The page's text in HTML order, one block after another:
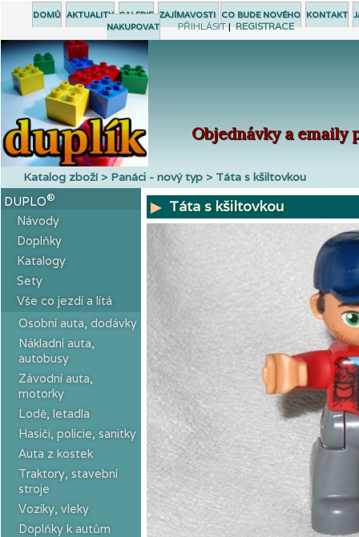
DOMŮ AKTUALITY GALERIE ZAJÍMAVOSTI CO BUDE NOVÉHO KONTAKT
NAKUPOVAT
PŘIHLÁSIT| REGISTRACE
Objednávky a emaily
Katalog zboží > Panáci - nový typ > Táta s kšiltovkou
DUPLO®
Návody
Doplňky
Katalogy
Sety
Vše co jezdí a lítá
Osobní auta, dodávky
Nákladní auta,
autobusy
Závodní auta,
motorky
Lodě, letadla
Hasiči, policie, sanitky
Auta z kostek
Traktory, stavební
stroje
Vozíky, vleky
Doplňky k autům
Táta s kšiltovkou